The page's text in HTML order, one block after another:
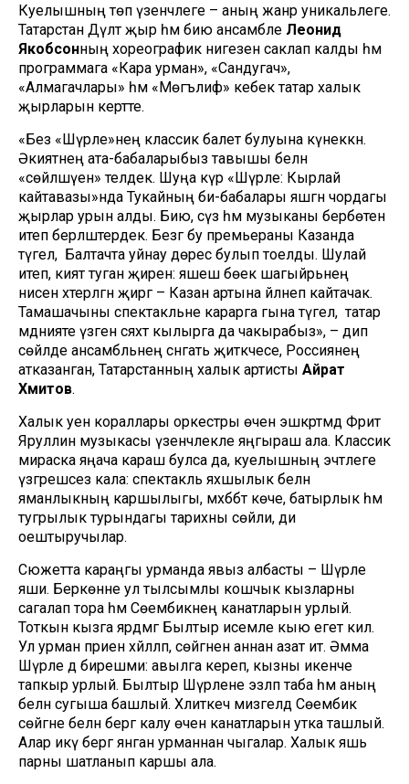
Куелышның төп үзенчәлеге – аның жанр уникальлеге.
Татарстан Дәүләт җыр һәм бию ансамбле Леонид
Якобсонның хореографик нигезен саклап калды һәм
программага «Кара урман», «Сандугач»,
«Алмагачлары» һәм «Мөгълифә» кебек татар халык
җырларын кертте.
«Без «Шүрәле»нең классик балет булуына күнеккән.
Әкиятнең ата-бабаларыбыз тавышы белән
«сөйләшүен» теләдек. Шуңа күрә «Шүрәле: Кырлай
кайтавазы»нда Тукайның әби-бабалары яшәгән чордагы
җырлар урын алды. Бию, сүз һәм музыканы бербөтен
итеп берләштердек. Безгә бу премьераны Казанда
түгел, ә Балтачта уйнау дөрес булып тоелды. Шулай
итеп, әкият туган җиренә: яшәеш бөек шагыйрьнең
әнисен хәтерләгән җиргә – Казан артына әйләнеп кайтачак.
Тамашачыны спектакльне карарга гына түгел, ә татар
мәдәнияте үзәгенә сәяхәт кылырга да чакырабыз», – дип
сөйләде ансамбльнең сәнгать җитәкчесе, Россиянең
атказанган, Татарстанның халык артисты Айрат
Хәмитов.
Халык уен кораллары оркестры өчен эшкәртмәдә Фәрит
Яруллин музыкасы үзенчәлекле яңгыраш ала. Классик
мираска яңача караш булса да, куелышның эчтәлеге
үзгәрешсез кала: спектакль яхшылык белән
яманлыкның каршылыгы, мәхәббәт көче, батырлык һәм
тугрылык турындагы тарихны сөйли, ди
оештыручылар.
Сюжетта караңгы урманда явыз албасты – Шүрәле
яши. Беркөнне ул тылсымлы кошчык кызларны
сагалап тора һәм Сөембикәнең канатларын урлый.
Тоткын кызга ярдәмгә Былтыр исемле кыю егет килә.
Ул урман пәриен хәйләләп, сөйгәнен аннан азат итә. Әмма
Шүрәле дә бирешми: авылга кереп, кызны икенче
тапкыр урлый. Былтыр Шүрәлене эзләп таба һәм аның
белән сугыша башлый. Хәлиткеч мизгелдә Сөембикә
сөйгәне белән бергә калу өчен канатларын утка ташлый.
Алар икәү бергә янган урманнан чыгалар. Халык яшь
парны шатланып каршы ала.